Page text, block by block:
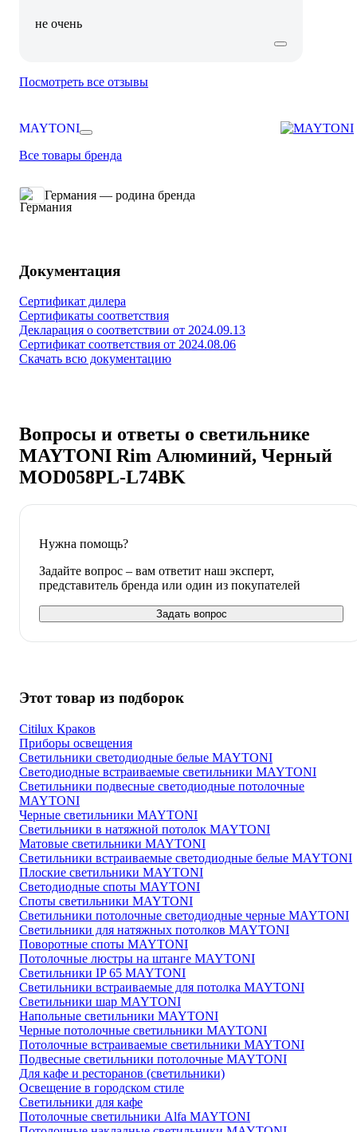
не очень
Посмотреть все отзывы
MAYTONI
Все товары бренда
Германия — родина бренда
Документация
Сертификат дилера
Сертификаты соответствия
Декларация о соответствии от 2024.09.13
Сертификат соответствия от 2024.08.06
Скачать всю документацию
Вопросы и ответы о светильнике
MAYTONI Rim Алюминий, Черный
MOD058PL-L74BK
Нужна помощь?
Задайте вопрос – вам ответит наш эксперт,
представитель бренда или один из покупателей
Задать вопрос
Этот товар из подборок
Citilux Краков
Приборы освещения
Светильники светодиодные белые MAYTONI
Светодиодные встраиваемые светильники MAYTONI
Светильники подвесные светодиодные потолочные
MAYTONI
Черные светильники MAYTONI
Светильники в натяжной потолок MAYTONI
Матовые светильники MAYTONI
Светильники встраиваемые светодиодные белые MAYTONI
Плоские светильники MAYTONI
Светодиодные споты MAYTONI
Споты светильники MAYTONI
Светильники потолочные светодиодные черные MAYTONI
Светильники для натяжных потолков MAYTONI
Поворотные споты MAYTONI
Потолочные люстры на штанге MAYTONI
Светильники IP 65 MAYTONI
Светильники встраиваемые для потолка MAYTONI
Светильники шар MAYTONI
Напольные светильники MAYTONI
Черные потолочные светильники MAYTONI
Потолочные встраиваемые светильники MAYTONI
Подвесные светильники потолочные MAYTONI
Для кафе и ресторанов (светильники)
Освещение в городском стиле
Светильники для кафе
Потолочные светильники Alfa MAYTONI